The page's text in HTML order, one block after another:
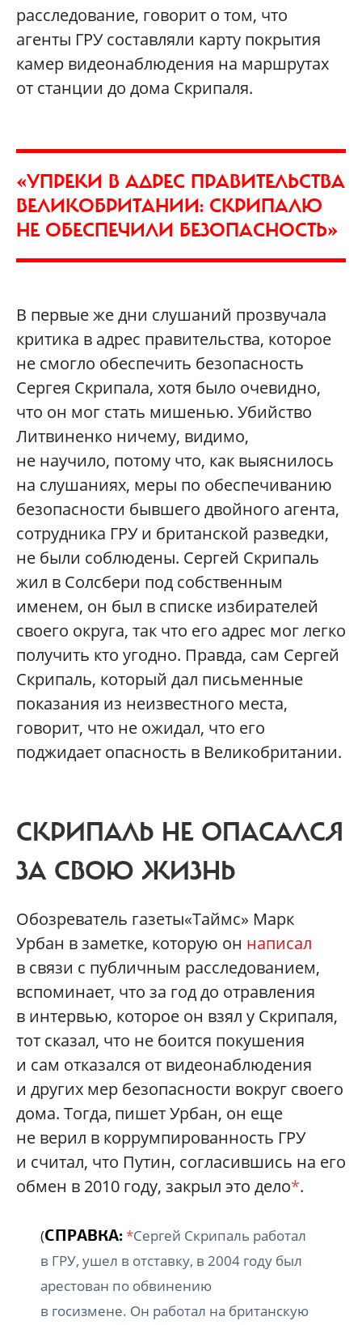
расследование, говорит о том, что
агенты ГРУ составляли карту покрытия
камер видеонаблюдения на маршрутах
от станции до дома Скрипаля.
«УПРЕКИ В АДРЕС ПРАВИТЕЛЬСТВА
ВЕЛИКОБРИТАНИИ: СКРИПАЛЮ
НЕ ОБЕСПЕЧИЛИ БЕЗОПАСНОСТЬ»
В первые же дни слушаний прозвучала
критика в адрес правительства, которое
не смогло обеспечить безопасность
Сергея Скрипала, хотя было очевидно,
что он мог стать мишенью. Убийство
Литвиненко ничему, видимо,
не научило, потому что, как выяснилось
на слушаниях, меры по обеспечиванию
безопасности бывшего двойного агента,
сотрудника ГРУ и британской разведки,
не были соблюдены. Сергей Скрипаль
жил в Солсбери под собственным
именем, он был в списке избирателей
своего округа, так что его адрес мог легко
получить кто угодно. Правда, сам Сергей
Скрипаль, который дал письменные
показания из неизвестного места,
говорит, что не ожидал, что его
поджидает опасность в Великобритании.
СКРИПАЛЬ НЕ ОПАСАЛСЯ
ЗА СВОЮ ЖИЗНЬ
Обозреватель газеты«Таймс» Марк
Урбан в заметке, которую он написал
в связи с публичным расследованием,
вспоминает, что за год до отравления
в интервью, которое он взял у Скрипаля,
тот сказал, что не боится покушения
и сам отказался от видеонаблюдения
и других мер безопасности вокруг своего
дома. Тогда, пишет Урбан, он еще
не верил в коррумпированность ГРУ
и считал, что Путин, согласившись на его
обмен в 2010 году, закрыл это дело*.
(СПРАВКА:*Сергей Скрипаль работал
в ГРУ, ушел в отставку, в 2004 году был
арестован по обвинению
в госизмене. Он работал на британскую